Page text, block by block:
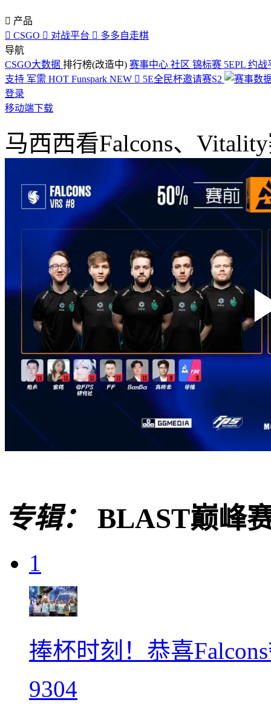
 产品
 CSGO  对战平台  多多自走棋
导航
CSGO大数据 排行榜(改造中) 赛事中心 社区 锦标赛 5EPL 约战
支持 军需 HOT Funspark NEW  5E全民杯邀请赛S2
登录
移动端下载
马西西看Falcons、
专辑： BLAST巅峰
1
捧杯时刻！恭喜
9304